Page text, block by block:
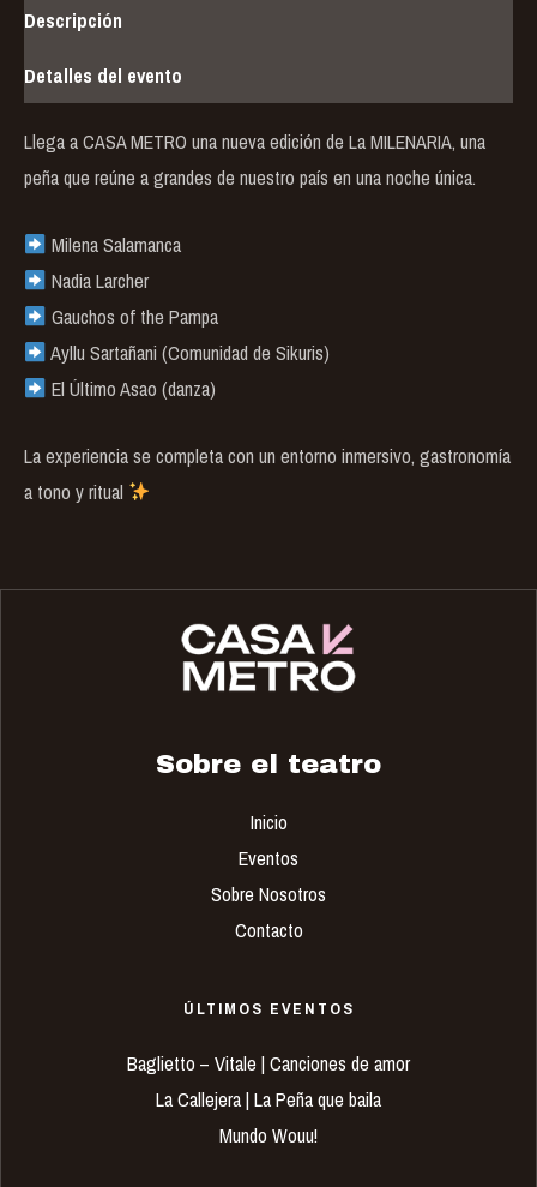
Descripción
Detalles del evento
Llega a CASA METRO una nueva edición de La MILENARIA, una
peña que reúne a grandes de nuestro país en una noche única.
Milena Salamanca
Nadia Larcher
Gauchos of the Pampa
Ayllu Sartañani (Comunidad de Sikuris)
El Último Asao (danza)
La experiencia se completa con un entorno inmersivo, gastronomía
a tono y ritual
Sobre el teatro
Inicio
Eventos
Sobre Nosotros
Contacto
ÚLTIMOS EVENTOS
Baglietto – Vitale | Canciones de amor
La Callejera | La Peña que baila
Mundo Wouu!